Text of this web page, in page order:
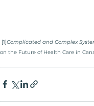
[1]Complicated and Complex
on the Future of Health Care in